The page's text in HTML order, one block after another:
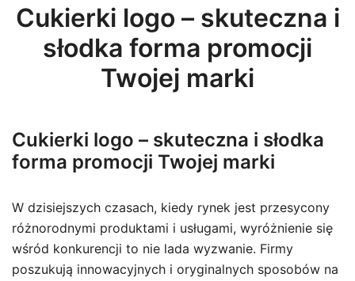
Cukierki logo – skuteczna i
słodka forma promocji
Twojej marki
Cukierki logo – skuteczna i słodka
forma promocji Twojej marki
W dzisiejszych czasach, kiedy rynek jest przesycony
różnorodnymi produktami i usługami, wyróżnienie się
wśród konkurencji to nie lada wyzwanie. Firmy
poszukują innowacyjnych i oryginalnych sposobów na